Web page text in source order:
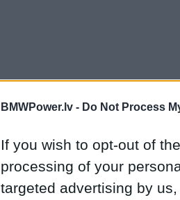
BMWPower.lv - Do Not Process
If you wish to opt-out of
processing of your
targeted advertising by